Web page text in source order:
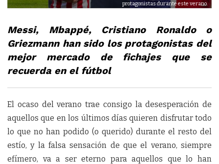
protagonistas durante este verano.
Messi, Mbappé, Cristiano Ronaldo o
Griezmann han sido los protagonistas del
mejor mercado de fichajes que se
recuerda en el fútbol
El ocaso del verano trae consigo la desesperación de
aquellos que en los últimos días quieren disfrutar todo
lo que no han podido (o querido) durante el resto del
estío, y la falsa sensación de que el verano, siempre
efímero, va a ser eterno para aquellos que lo han